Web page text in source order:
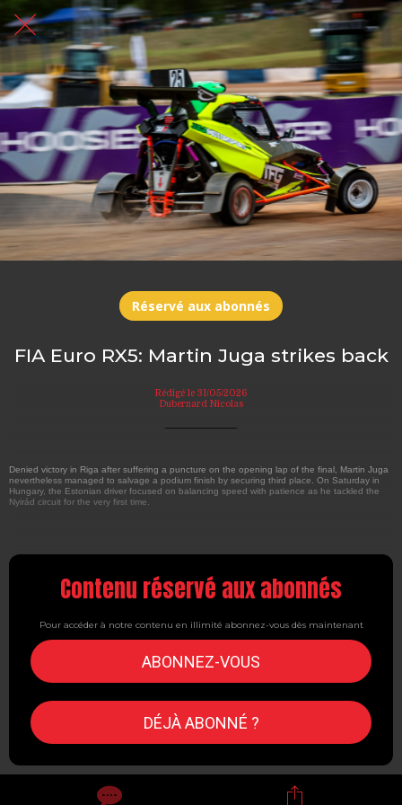
Réservé aux abonnés
FIA Euro RX5: Martin Juga strikes back
Rédigé le 31/05/2026
Dubernard Nicolas
Denied victory in Riga after suffering a puncture on the opening lap of the final, Martin Juga
nevertheless managed to salvage a podium finish by securing third place. On Saturday in
Hungary, the Estonian driver focused on balancing speed with patience as he tackled the
Nyirád circuit for the very first time.
Contenu réservé aux abonnés
Pour accéder à notre contenu en illimité abonnez-vous dès maintenant
ABONNEZ-VOUS
DÉJÀ ABONNÉ ?